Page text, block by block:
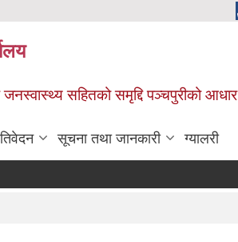
सहितको समृद्दि पञ्चपुरीको आधार
सूचना तथा जानकारी ग्यालरी